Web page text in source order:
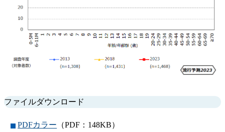
ファイルダウンロード
PDFカラー （PDF：148KB）